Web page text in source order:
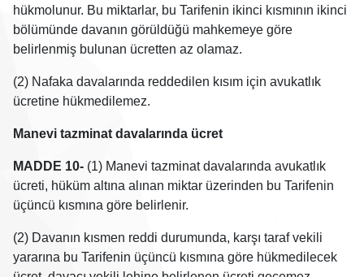
hükmolunur. Bu miktarlar, bu Tarifenin ikinci kısmının ikinci
bölümünde davanın görüldüğü mahkemeye göre
belirlenmiş bulunan ücretten az olamaz.
(2) Nafaka davalarında reddedilen kısım için avukatlık
ücretine hükmedilemez.
Manevi tazminat davalarında ücret
MADDE 10- (1) Manevi tazminat davalarında avukatlık
ücreti, hüküm altına alınan miktar üzerinden bu Tarifenin
üçüncü kısmına göre belirlenir.
(2) Davanın kısmen reddi durumunda, karşı taraf vekili
yararına bu Tarifenin üçüncü kısmına göre hükmedilecek